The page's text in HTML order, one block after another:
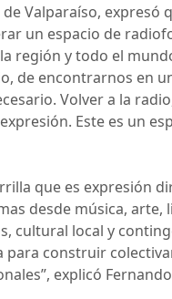
Valparaíso,
un espacio de
región y todo el
de encontrarnos en
Volver a la
Este es un
que es expresión
desde música,
local y
construir
explicó